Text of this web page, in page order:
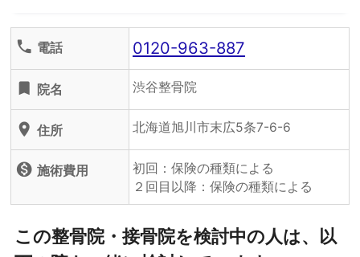
phone 電話 0120-963-887
turned_in 院名 渋谷整骨院
location_on 住所 北海道旭川市末広5条7-6-6
monetization_on 施術費用
初回：保険の種類による
２回目以降：保険の種類による
この整骨院・接骨院を検討中の人は、以